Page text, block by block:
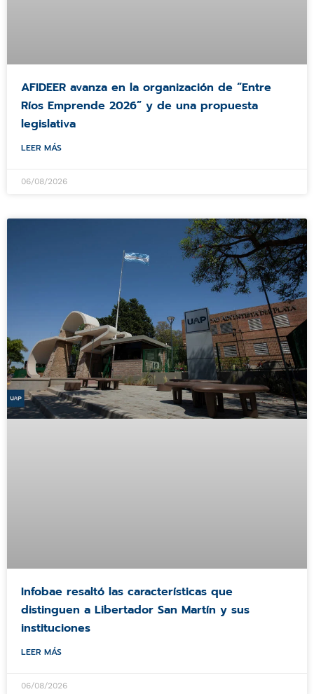
AFIDEER avanza en la organización de “Entre
Ríos Emprende 2026” y de una propuesta
legislativa
LEER MÁS
06/08/2026
Infobae resaltó las características que
distinguen a Libertador San Martín y sus
instituciones
LEER MÁS
06/08/2026